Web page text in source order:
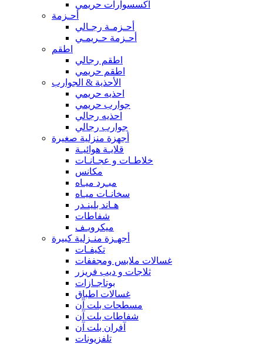
اكسسوارات حريمي
أحـزمة
أحـزمـة رجـالي
أحـزمة حـريمـي
اطقم
اطقم رجالي
اطقم حريمي
الأحذية & الجوارب
احذيه حريمي
جوارب حريمي
احذيه رجالي
جوارب رجالي
أجهزة منزلية صغيرة
قلايـة هوائيـة
خلاطـات و عجـانـات
مكانس
مبـرد ميـاه
سخانـات ميـاه
هـاند بلينـدر
شفاطات
ميكرويـف
أجهـزة منـزلية كبيرة
تكيفـات
غسالات ملابس ومجففات
ثلاجات و ديب فريزر
بوتاجـازات
غسالات اطباق
مسطحات بلت آن
شفاطات بلت آن
آفران بلت آن
تلفزيونات